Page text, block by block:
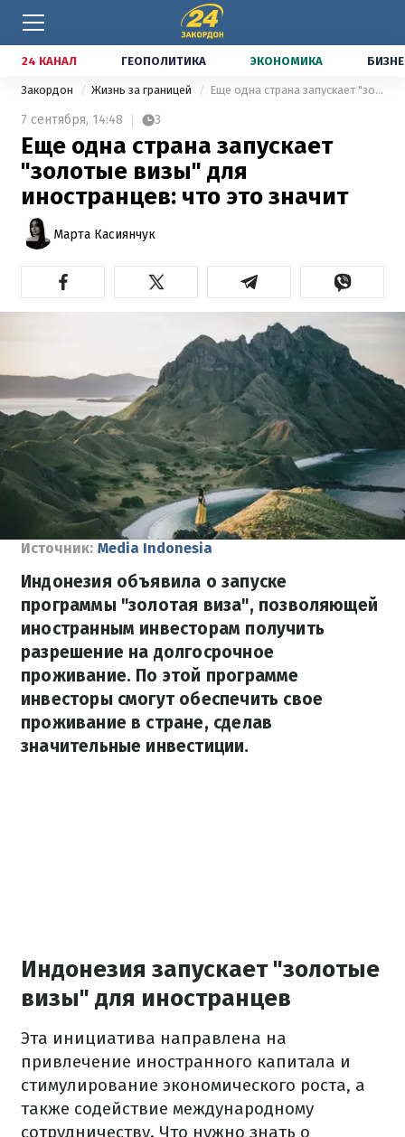
24 КАНАЛ ГЕОПОЛИТИКА ЭКОНОМИКА
Закордон Жизнь за границей Еще одна страна запускает "золотые визы" для иностранцев: что это значит
7 сентября, 14:48 3
Еще одна страна запускает
"золотые визы" для
иностранцев: что это значит
Марта Касиянчук
Источник: Media Indonesia
Индонезия объявила о запуске
программы "золотая виза", позволяющей
иностранным инвесторам получить
разрешение на долгосрочное
проживание. По этой программе
инвесторы смогут обеспечить свое
проживание в стране, сделав
значительные инвестиции.
Индонезия запускает "золотые
визы" для иностранцев
Эта инициатива направлена на
привлечение иностранного капитала и
стимулирование экономического роста, а
также содействие международному
сотрудничеству. Что нужно знать о